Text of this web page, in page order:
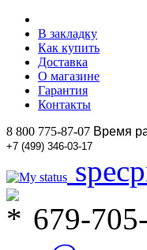
В закладку
Как купить
Доставка
О магазине
Гарантия
Контакты
8 800 775-87-07 Время
+7 (499) 346-03-17
679-